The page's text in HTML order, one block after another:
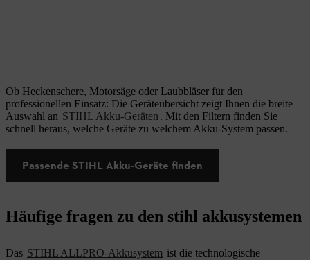
Ob Heckenschere, Motorsäge oder Laubbläser für den
professionellen Einsatz: Die Geräteübersicht zeigt Ihnen die breite
Auswahl an STIHL Akku-Geräten . Mit den Filtern finden Sie
schnell heraus, welche Geräte zu welchem Akku-System passen.
Passende STIHL Akku-Geräte finden
Häufige fragen zu den stihl akkusystemen
Das STIHL ALLPRO-Akkusystem ist die technologische